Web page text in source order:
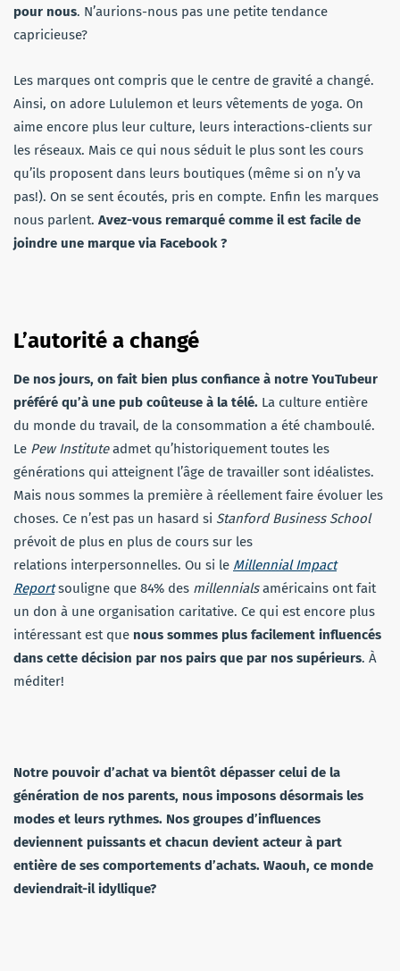
pour nous. N’aurions-nous pas une petite tendance
capricieuse?
Les marques ont compris que le centre de gravité a changé.
Ainsi, on adore Lululemon et leurs vêtements de yoga. On
aime encore plus leur culture, leurs interactions-clients sur
les réseaux. Mais ce qui nous séduit le plus sont les cours
qu’ils proposent dans leurs boutiques (même si on n’y va
pas!). On se sent écoutés, pris en compte. Enfin les marques
nous parlent. Avez-vous remarqué comme il est facile de
joindre une marque via Facebook ?
L’autorité a changé
De nos jours, on fait bien plus confiance à notre YouTubeur
préféré qu’à une pub coûteuse à la télé. La culture entière
du monde du travail, de la consommation a été chamboulé.
Le Pew Instituteadmet qu’historiquement toutes les
générations qui atteignent l’âge de travailler sont idéalistes.
Mais nous sommes la première à réellement faire évoluer les
choses. Ce n’est pas un hasard si Stanford Business School
prévoit de plus en plus de cours sur les
relations interpersonnelles. Ou si le Millennial Impact
Report souligne que 84% des millennialsaméricains ont fait
un don à une organisation caritative. Ce qui est encore plus
intéressant est que nous sommes plus facilement influencés
dans cette décision par nos pairs que par nos supérieurs. À
méditer!
Notre pouvoir d’achat va bientôt dépasser celui de la
génération de nos parents, nous imposons désormais les
modes et leurs rythmes. Nos groupes d’influences
deviennent puissants et chacun devient acteur à part
entière de ses comportements d’achats. Waouh, ce monde
deviendrait-il idyllique?